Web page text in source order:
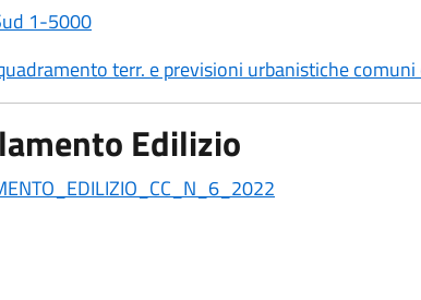
1-5000
terr. e previsioni urbanistiche
Edilizio